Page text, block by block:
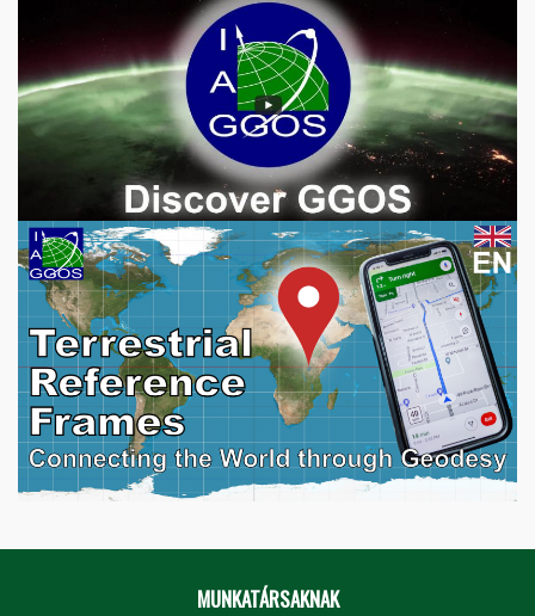
MUNKATÁRSAKNAK